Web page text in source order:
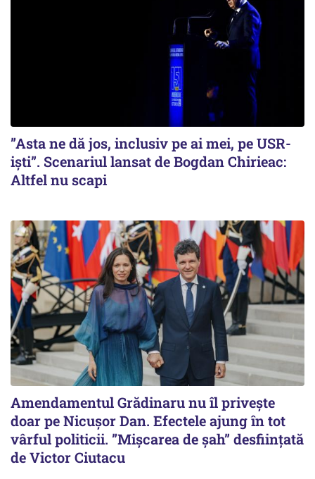
”Asta ne dă jos, inclusiv pe ai mei, pe USR-
iști”. Scenariul lansat de Bogdan Chirieac:
Altfel nu scapi
Amendamentul Grădinaru nu îl privește
doar pe Nicușor Dan. Efectele ajung în tot
vârful politicii. ”Mișcarea de șah” desființată
de Victor Ciutacu